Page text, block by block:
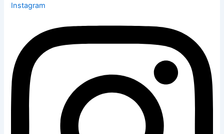
Instagram